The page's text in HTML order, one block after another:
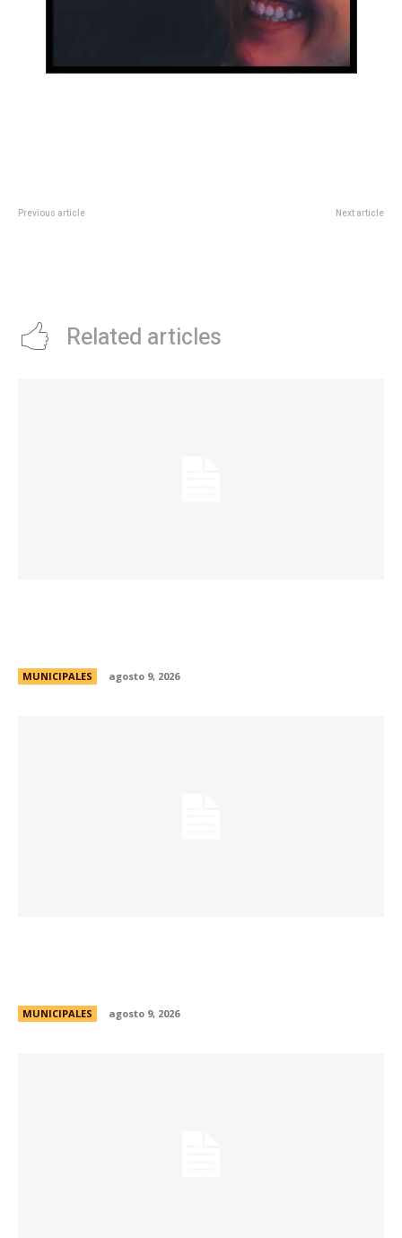
Previous article Next article
Related articles
MUNICIPALES agosto 9, 2026
MUNICIPALES agosto 9, 2026